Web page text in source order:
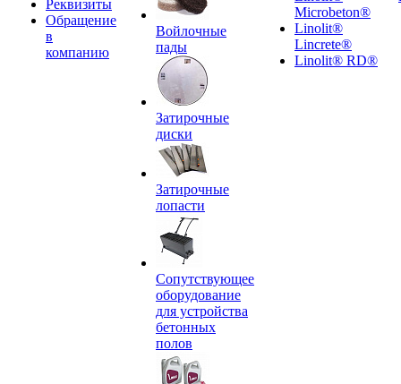
Реквизиты
Обращение
в
компанию
Войлочные
пады
Затирочные
диски
Затирочные
лопасти
Сопутствующее
оборудование
для устройства
бетонных
полов
Microbeton®
Linolit®
Lincrete®
Linolit® RD®